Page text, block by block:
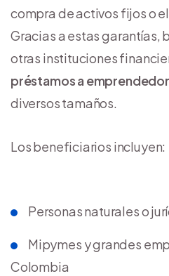
compra de activos fijos o
Gracias a estas garantías,
otras instituciones
préstamos a
diversos tamaños.
Los beneficiarios incluyen:
Personas naturales o
Mipymes y grandes
Colombia